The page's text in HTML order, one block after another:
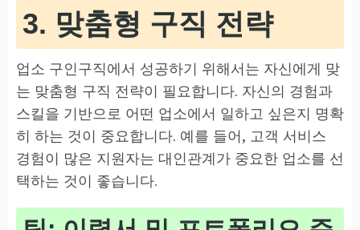
3. 맞춤형 구직 전략
업소 구인구직에서 성공하기 위해서는 자신에게 맞
는 맞춤형 구직 전략이 필요합니다. 자신의 경험과
스킬을 기반으로 어떤 업소에서 일하고 싶은지 명확
히 하는 것이 중요합니다. 예를 들어, 고객 서비스
경험이 많은 지원자는 대인관계가 중요한 업소를 선
택하는 것이 좋습니다.